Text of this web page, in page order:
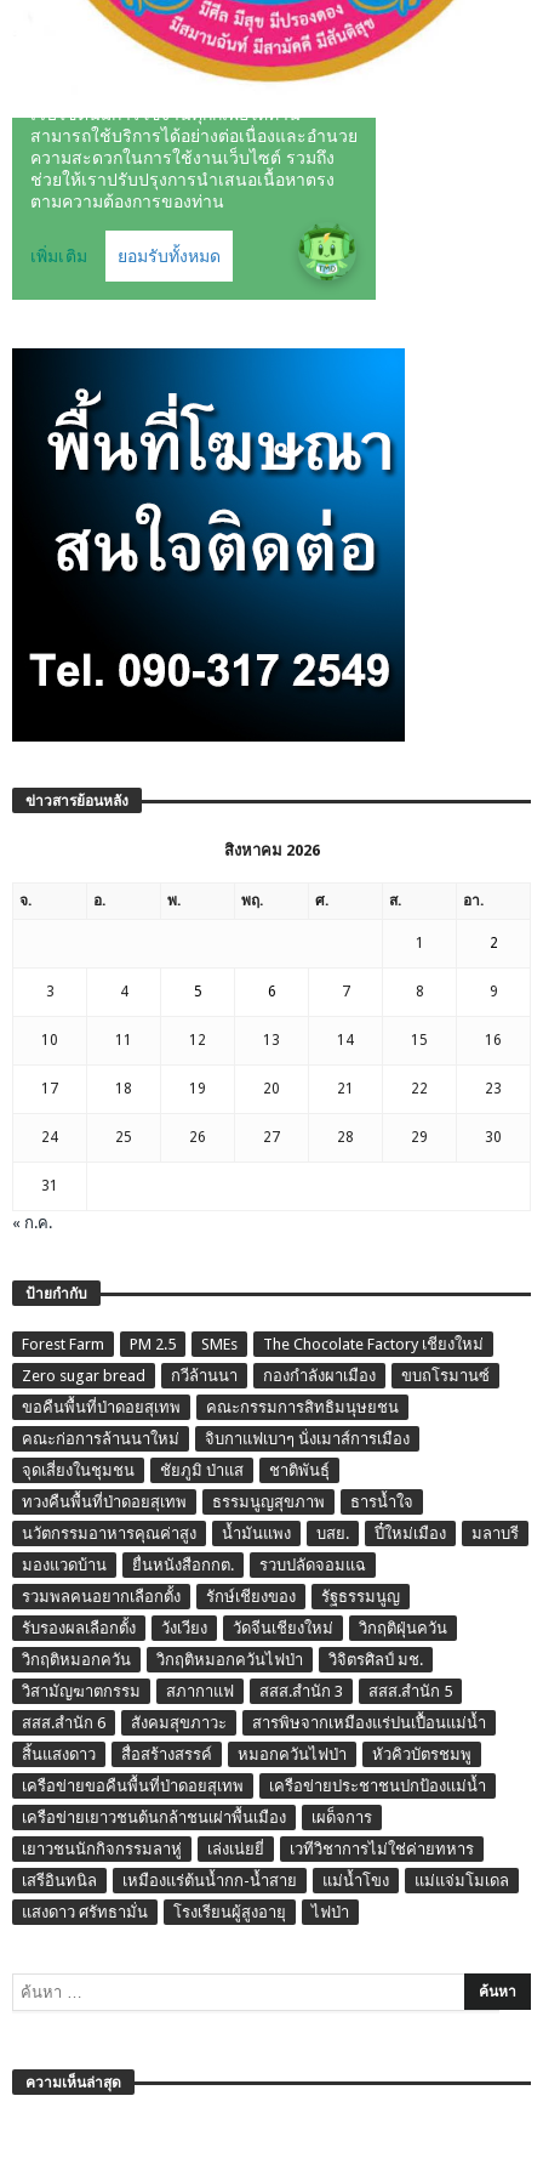
ข่าวสารย้อนหลัง
สิงหาคม 2026
จ. อ. พ. พฤ. ศ. ส. อา.
1 2
3 4 5 6 7 8 9
10 11 12 13 14 15 16
17 18 19 20 21 22 23
24 25 26 27 28 29 30
31
« ก.ค.
ป้ายกำกับ
Forest Farm PM 2.5 SMEs
The Chocolate Factory เชียงใหม่
Zero sugar bread
กวีล้านนา กองกำลังผาเมือง
ขบถโรมานซ์
ขอคืนพื้นที่ป่าดอยสุเทพ
คณะกรรมการสิทธิมนุษยชน
คณะก่อการล้านนาใหม่
จิบกาแฟเบาๆ นั่งเมาส์การเมือง
จุดเสี่ยงในชุมชน
ชัยภูมิ ป่าแส
ชาติพันธุ์
ทวงคืนพื้นที่ป่าดอยสุเทพ
ธรรมนูญสุขภาพ
ธารน้ำใจ
นวัตกรรมอาหารคุณค่าสูง
น้ำมันแพง บสย. ปี๋ใหม่เมือง
มลาบรี
มองแวดบ้าน
ยื่นหนังสือกกต.
รวบปลัดจอมแฉ
รวมพลคนอยากเลือกตั้ง
รักษ์เชียงของ
รัฐธรรมนูญ
รับรองผลเลือกตั้ง
วังเวียง วัดจีนเชียงใหม่
วิกฤติฝุ่นควัน
วิกฤติหมอกควัน
วิกฤติหมอกควันไฟป่า
วิจิตรศิลป์ มช.
วิสามัญฆาตกรรม
สภากาแฟ สสส.สำนัก 3
สสส.สำนัก 5
สสส.สำนัก 6
สังคมสุขภาวะ
สารพิษจากเหมืองแร่ปนเปื้อนแม่น้ำ
สิ้นแสงดาว
สื่อสร้างสรรค์ หมอกควันไฟป่า
หัวคิวบัตรชมพู
เครือข่ายขอคืนพื้นที่ป่าดอยสุเทพ
เครือข่ายประชาชนปกป้องแม่น้ำ
เครือข่ายเยาวชนต้นกล้าชนเผ่าพื้นเมือง
เผด็จการ
เยาวชนนักกิจกรรมลาหู่
เล่งเน่ยยี่
เวทีวิชาการไม่ใช่ค่ายทหาร
เสรีอินทนิล
เหมืองแร่ต้นน้ำกก-น้ำสาย แม่น้ำโขง
แม่แจ่มโมเดล
แสงดาว ศรัทธามั่น
โรงเรียนผู้สูงอายุ ไฟป่า
ความเห็นล่าสุด